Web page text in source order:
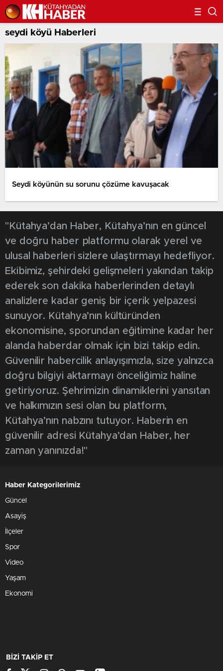
seydi köyü Haberleri
Seydi köyünün su sorunu çözüme kavuşacak
"Kütahya’dan Haber, Kütahya’nın en güncel
ve doğru haber platformu olarak yerel ve
ulusal haberleri sizlere ulaştırmayı hedefliyor.
Ekibimiz, şehirdeki gelişmeleri yakından takip
ederek son dakika haberlerinden detaylı
analizlere kadar geniş bir içerik yelpazesi
sunuyor. Kütahya’nın kültüründen
ekonomisine, sporundan eğitimine kadar her
alanda haberdar olmak için bizi takip edin.
Güvenilir habercilik anlayışımızla, size yalnızca
doğru bilgiyi aktarmayı önceliğimiz haline
getiriyoruz. Şehrimizin dinamiklerini yansıtan
ve halkımızın sesi olan bu platform,
Kütahya’nın nabzını tutuyor. Haberin en
güvenilir adresi Kütahya’dan Haber, her
zaman yanınızda!"
Haber Kategorilerimiz
Güncel
Asayiş
İlçeler
Spor
Video
Yaşam
Ekonomi
BİZİ TAKİP ET